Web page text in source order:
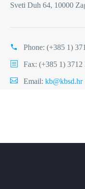
Sveti Duh 64, 10000
Phone: (+385 1)
Fax: (+385 1) 3712
Email: kb@kbsd.hr